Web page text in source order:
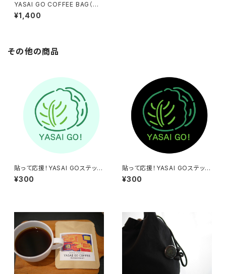
YASAI GO COFFEE BAG（中
煎り）5個入り
¥1,400
その他の商品
貼って応援！YASAI GOステッカ
ー（グリーン）
¥300
貼って応援！YASAI GOステッカ
ー（ブラック）
¥300